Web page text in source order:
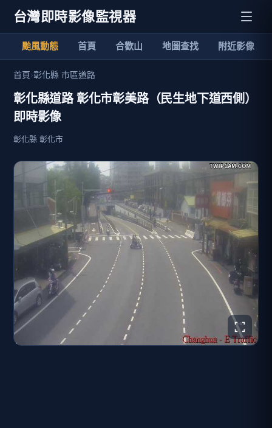
台灣即時影像監視器
颱風動態 首頁 合歡山 地圖查找 附近影像
首頁›彰化縣 市區道路
彰化縣道路 彰化市彰美路（民生地下道西側）
即時影像
彰化縣 彰化市